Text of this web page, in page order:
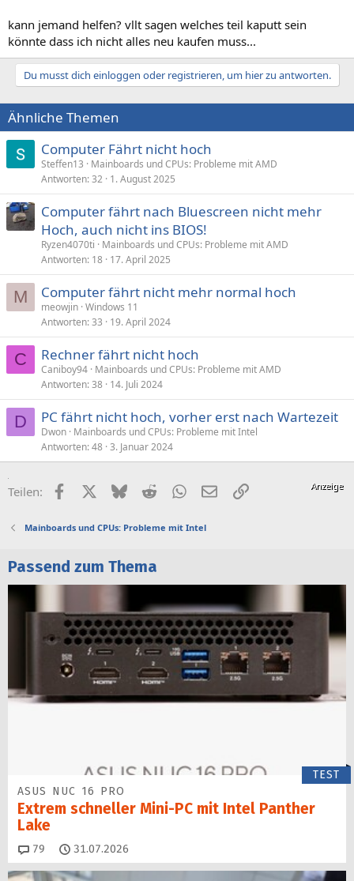
kann jemand helfen? vllt sagen welches teil kaputt sein
könnte dass ich nicht alles neu kaufen muss...
Du musst dich einloggen oder registrieren, um hier zu antworten.
Ähnliche Themen
Computer Fährt nicht hoch
Steffen13
Mainboards und CPUs: Probleme mit AMD
Antworten 32 1. August 2025
Computer fährt nach Bluescreen nicht mehr
Hoch, auch nicht ins BIOS!
Ryzen4070ti
Mainboards und CPUs: Probleme mit AMD
Antworten 18 17. April 2025
M Computer fährt nicht mehr normal hoch
meowjin Windows 11
Antworten 33 19. April 2024
C Rechner fährt nicht hoch
Caniboy94 Mainboards und CPUs: Probleme mit AMD
Antworten 38 14. Juli 2024
D PC fährt nicht hoch, vorher erst nach Wartezeit
Dwon Mainboards und CPUs: Probleme mit Intel
Antworten 48 3. Januar 2024
Teilen: FacebookX (Twitter)
BlueskyRedditWhatsApp
E-MailLink
Mainboards und CPUs: Probleme mit Intel
Passend zum Thema
TEST
ASUS NUC 16 PRO
Extrem schneller Mini-PC mit Intel Panther
Lake
79 Kommentare
31.07.2026